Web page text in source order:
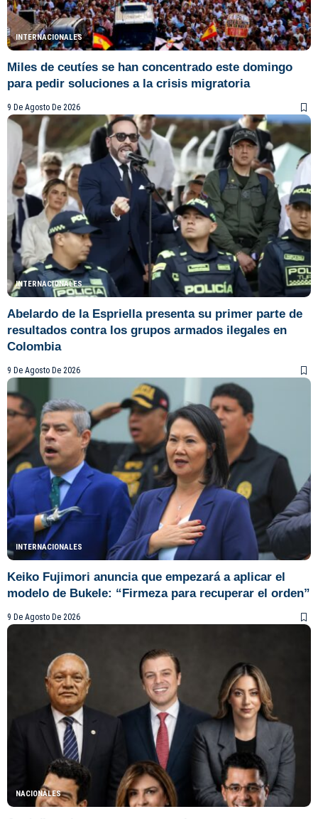
INTERNACIONALES
Miles de ceutíes se han concentrado este domingo
para pedir soluciones a la crisis migratoria
9 De Agosto De 2026
INTERNACIONALES
Abelardo de la Espriella presenta su primer parte de
resultados contra los grupos armados ilegales en
Colombia
9 De Agosto De 2026
INTERNACIONALES
Keiko Fujimori anuncia que empezará a aplicar el
modelo de Bukele: “Firmeza para recuperar el orden”
9 De Agosto De 2026
NACIONALES